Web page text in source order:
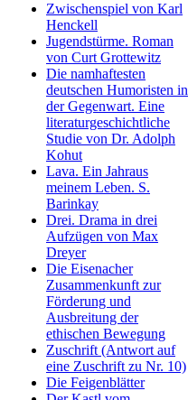
Zwischenspiel von Karl
Henckell
Jugendstürme. Roman
von Curt Grottewitz
Die namhaftesten
deutschen Humoristen in
der Gegenwart. Eine
literaturgeschichtliche
Studie von Dr. Adolph
Kohut
Lava. Ein Jahraus
meinem Leben. S.
Barinkay
Drei. Drama in drei
Aufzügen von Max
Dreyer
Die Eisenacher
Zusammenkunft zur
Förderung und
Ausbreitung der
ethischen Bewegung
Zuschrift (Antwort auf
eine Zuschrift zu Nr. 10)
Die Feigenblätter